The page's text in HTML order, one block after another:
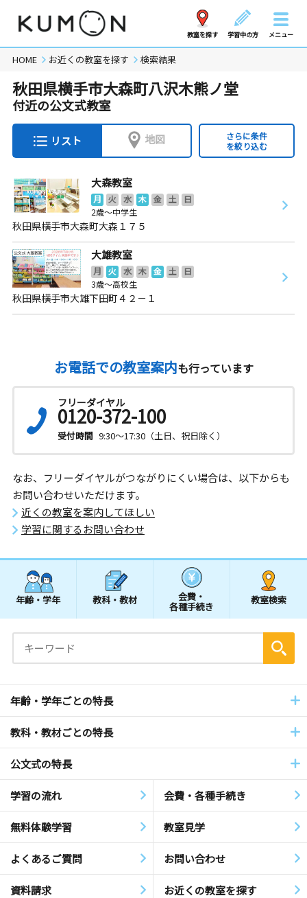
教室を探す 学習中の方 メニュー
HOME お近くの教室を探す 検索結果
秋田県横手市大森町八沢木熊ノ堂
付近の公文式教室
リスト 地図
さらに条件
を絞り込む
大森教室
月 火 水 木 金 土
日
2歳～中学生
秋田県横手市大森町大森１７５
大雄教室
月 火 水 木 金 土
日
3歳～高校生
秋田県横手市大雄下田町４２－１
お電話での教室案内も行っています
フリーダイヤル
0120-372-100
受付時間 9:30～17:30（土日、祝日除く）
なお、フリーダイヤルがつながりにくい場合は、以下からも
お問い合わせいただけます。
近くの教室を案内してほしい
学習に関するお問い合わせ
年齢・学年 教科・教材 会費・
各種手続き
教室検索
年齢・学年ごとの特長
教科・教材ごとの特長
公文式の特長
学習の流れ 会費・各種手続き
無料体験学習 教室見学
よくあるご質問 お問い合わせ
資料請求 お近くの教室を探す